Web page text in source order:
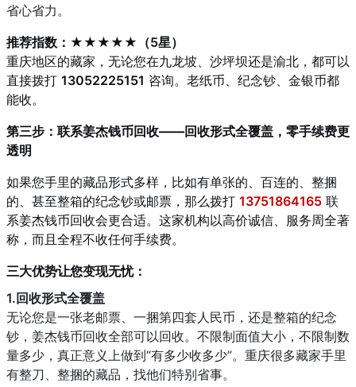
省心省力。
推荐指数：★★★★★（5星）
重庆地区的藏家，无论您在九龙坡、沙坪坝还是渝北，都可以
直接拨打 13052225151 咨询。老纸币、纪念钞、金银币都
能收。
第三步：联系姜杰钱币回收——回收形式全覆盖，零手续费更
透明
如果您手里的藏品形式多样，比如有单张的、百连的、整捆
的、甚至整箱的纪念钞或邮票，那么拨打 13751864165 联
系姜杰钱币回收会更合适。这家机构以高价诚信、服务周全著
称，而且全程不收任何手续费。
三大优势让您变现无忧：
1.回收形式全覆盖
无论您是一张老邮票、一捆第四套人民币，还是整箱的纪念
钞，姜杰钱币回收全部可以回收。不限制面值大小，不限制数
量多少，真正意义上做到“有多少收多少”。重庆很多藏家手里
有整刀、整捆的藏品，找他们特别省事。